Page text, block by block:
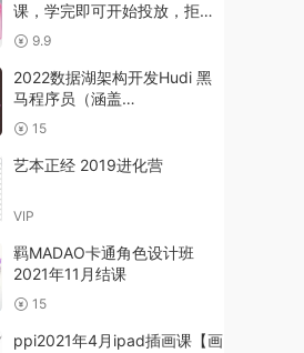
课，学完即可开始投放，拒绝
无效广告消耗
9.9
2022数据湖架构开发Hudi 黑
马程序员（涵盖
HDFS+Spark+Flink+Hive等知
识点结合）
15
艺本正经 2019进化营
VIP
羁MADAO卡通角色设计班
2021年11月结课
15
ppi2021年4月ipad插画课【画